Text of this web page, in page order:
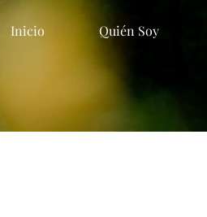
Quién Soy
Inicio Quién Soy